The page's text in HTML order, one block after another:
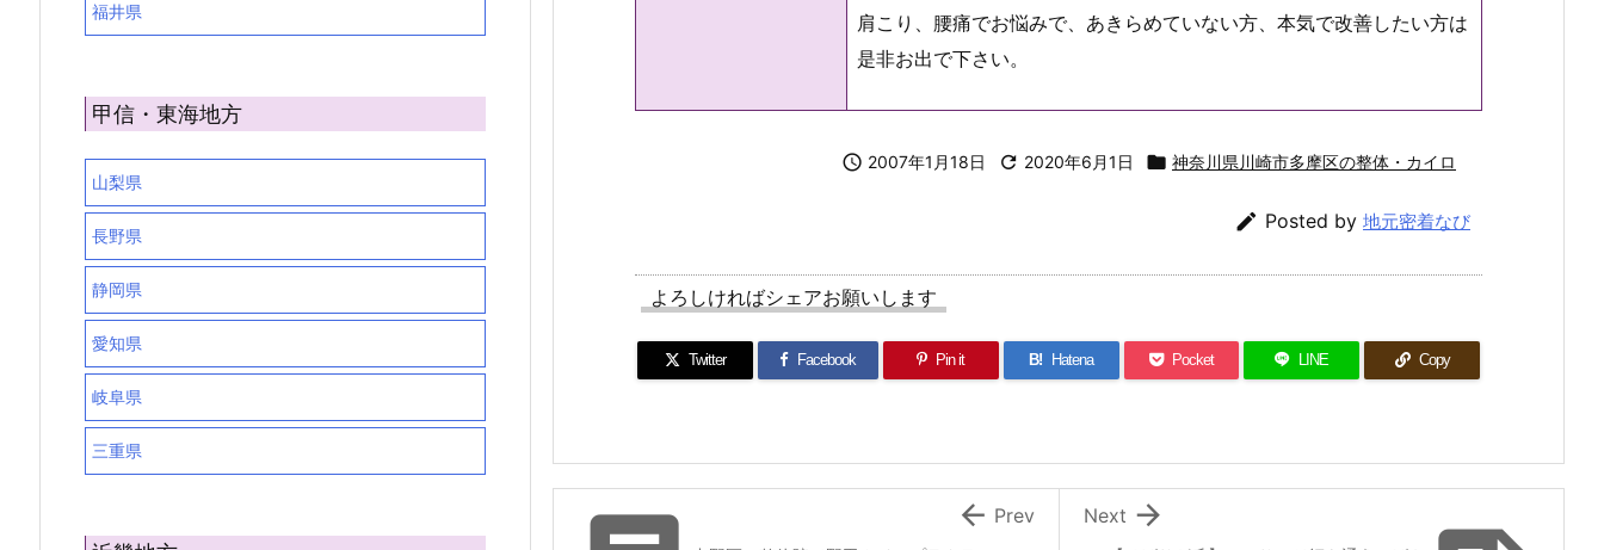
肩こり、腰痛でお悩みで、あきらめていない方、本気で改善したい方は
是非お出で下さい。
 2007年1月18日  2020年6月1日  神奈川県川崎市多摩区の整体・カイロ
 Posted by 地元密着なび
よろしければシェアお願いします
Twitter Facebook Pin it B! Hatena Pocket LINE Copy

Next
 Prev
福井県
甲信・東海地方
山梨県
長野県
静岡県
愛知県
岐阜県
三重県